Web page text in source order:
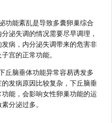
功能紊乱是导致多囊卵巢综合
泌失调的情况需要尽早调理，
病，内分泌失调带来的危害非
宫的正常功能。
丘脑垂体功能异常容易诱发多
发病原因比较复杂，下丘脑垂
能，会影响女性卵巢功能的运
分泌过多。